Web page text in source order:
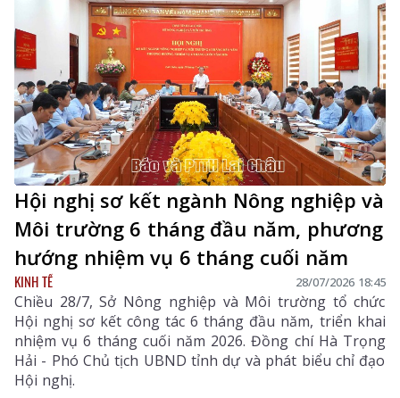
Hội nghị sơ kết ngành Nông nghiệp và
Môi trường 6 tháng đầu năm, phương
hướng nhiệm vụ 6 tháng cuối năm
KINH TẾ 28/07/2026 18:45
Chiều 28/7, Sở Nông nghiệp và Môi trường tổ chức
Hội nghị sơ kết công tác 6 tháng đầu năm, triển khai
nhiệm vụ 6 tháng cuối năm 2026. Đồng chí Hà Trọng
Hải - Phó Chủ tịch UBND tỉnh dự và phát biểu chỉ đạo
Hội nghị.